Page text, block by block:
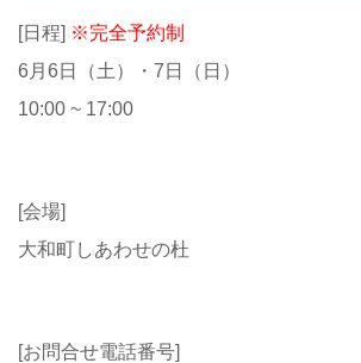
[日程] ※完全予約制
6月6日（土）・7日（日）
10:00 ~ 17:00
[会場]
大和町しあわせの杜
[お問合せ電話番号]